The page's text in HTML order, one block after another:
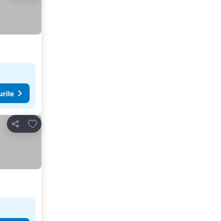
Distribuiți
Adăugaţi la favorite